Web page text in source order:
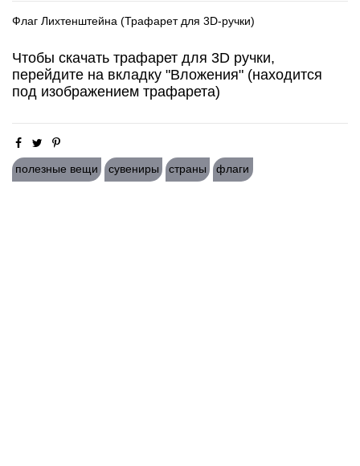
Флаг Лихтенштейна (Трафарет для 3D-ручки)
Чтобы скачать трафарет для 3D ручки,
перейдите на вкладку "Вложения" (находится
под изображением трафарета)
полезные вещи сувениры страны флаги